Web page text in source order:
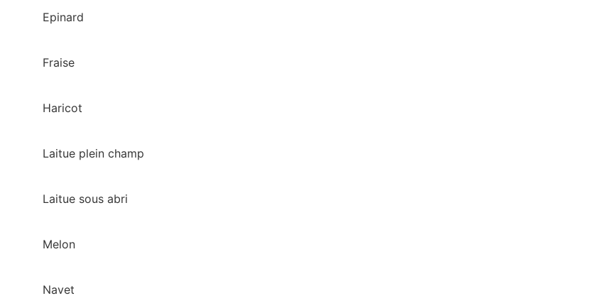
Epinard
Fraise
Haricot
Laitue plein champ
Laitue sous abri
Melon
Navet